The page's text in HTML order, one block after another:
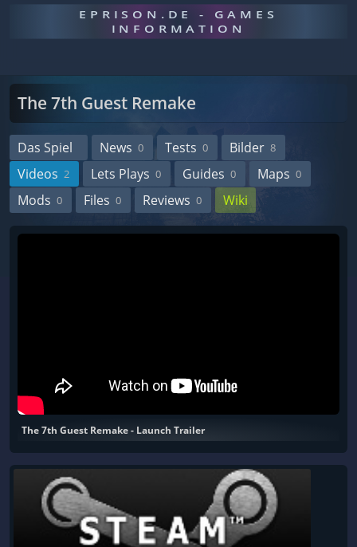
EPRISON.DE - GAMES
INFORMATION
The 7th Guest Remake
Das Spiel News 0 Tests 0 Bilder 8
Videos 2 Lets Plays 0 Guides 0 Maps 0
Mods 0 Files 0 Reviews 0 Wiki
The 7th Guest Remake - Launch Trailer